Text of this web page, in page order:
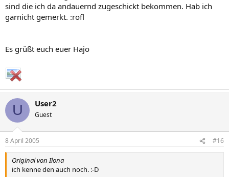
sind die ich da andauernd zugeschickt bekommen. Hab ich
garnicht gemerkt. :rofl
Es grüßt euch euer Hajo
U User2
Guest
8 April 2005 #16
Original von Ilona
ich kenne den auch noch. :-D